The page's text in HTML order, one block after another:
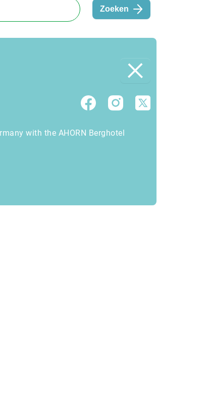
Zoeken
with the AHORN Berghotel